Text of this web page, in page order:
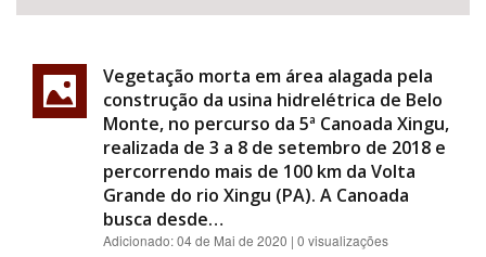
Vegetação morta em área alagada pela
construção da usina hidrelétrica de Belo
Monte, no percurso da 5ª Canoada Xingu,
realizada de 3 a 8 de setembro de 2018 e
percorrendo mais de 100 km da Volta
Grande do rio Xingu (PA). A Canoada
busca desde…
Adicionado:04 de Mai de 2020 | 0 visualizações